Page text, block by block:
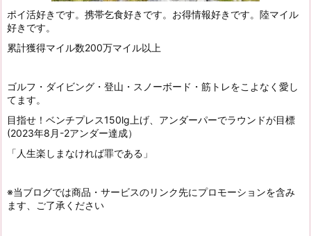
ポイ活好きです。携帯乞食好きです。お得情報好きです。陸マイル
好きです。
累計獲得マイル数200万マイル以上
ゴルフ・ダイビング・登山・スノーボード・筋トレをこよなく愛し
てます。
目指せ！ベンチプレス150lg上げ、アンダーパーでラウンドが目標
(2023年8月-2アンダー達成）
「人生楽しまなければ罪である」
※当ブログでは商品・サービスのリンク先にプロモーションを含み
ます、ご了承ください